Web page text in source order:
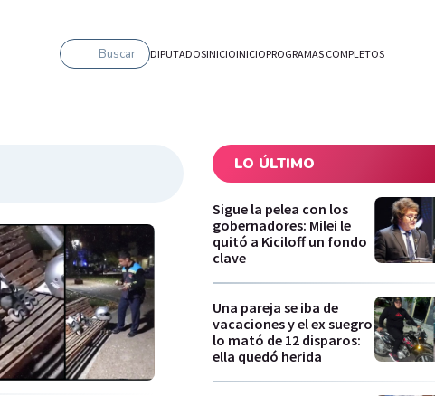
Buscar DIPUTADOSINICIOINICIOPROGRAMAS COMPLETOS
LO ÚLTIMO
Sigue la pelea con los
gobernadores: Milei le
quitó a Kiciloff un fondo
clave
Una pareja se iba de
vacaciones y el ex suegro
lo mató de 12 disparos:
ella quedó herida